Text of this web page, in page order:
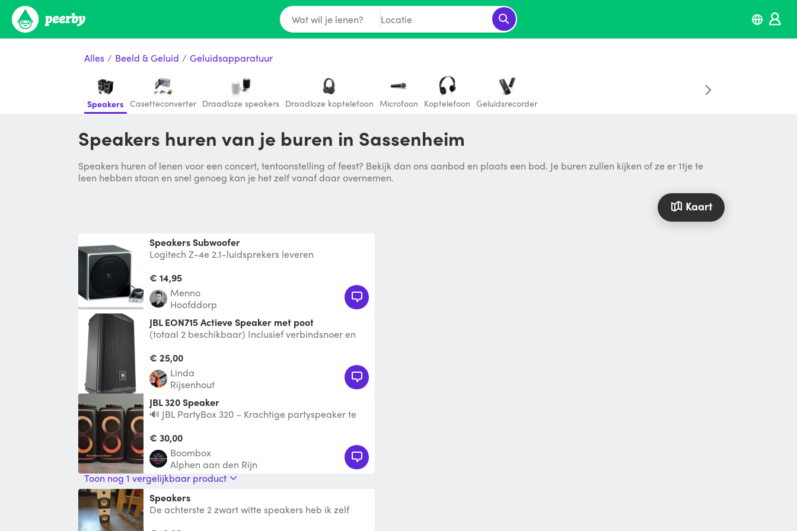
Wat wil je lenen? Locatie
Alles / Beeld & Geluid / Geluidsapparatuur
Speakers Casetteconverter Draadloze speakers Draadloze koptelefoon Microfoon Koptelefoon Geluidsrecorder
Speakers huren van je buren in Sassenheim
Speakers huren of lenen voor een concert, tentoonstelling of feest? Bekijk dan ons aanbod en plaats een bod. Je buren zullen kijken of ze er 1tje te
leen hebben staan en snel genoeg kan je het zelf vanaf daar overnemen.
Kaart
Speakers Subwoofer
Logitech Z-4e 2.1-luidsprekers leveren
geluidsprestaties voor veel
€ 14,95
Menno
Hoofddorp
JBL EON715 Actieve Speaker met poot
(totaal 2 beschikbaar) Inclusief verbindsnoer en
Luidspre
€ 25,00
Linda
Rijsenhout
JBL 320 Speaker
🔊 JBL PartyBox 320 – Krachtige partyspeaker te
en
€ 30,00
Boombox
Alphen aan den Rijn
Toon nog 1 vergelijkbaar product
Speakers
De achterste 2 zwart witte speakers heb ik zelf